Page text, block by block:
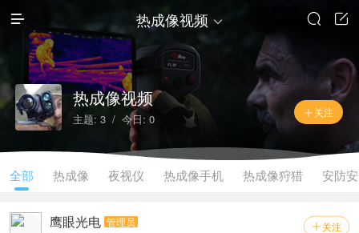
 热成像视频  

 关注
热成像视频
主题: 3 / 今日: 0
全部 热成像 夜视仪 热成像手机 热成像狩猎 安防
 关注
鹰眼光电 管理员